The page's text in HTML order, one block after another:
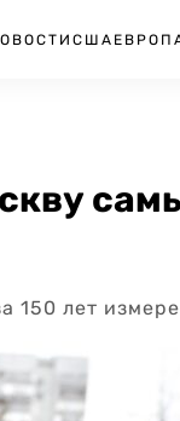
США
150 лет